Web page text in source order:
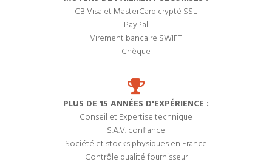
CB Visa et MasterCard crypté SSL
PayPal
Virement bancaire SWIFT
Chèque
PLUS DE 15 ANNÉES D'EXPÉRIENCE :
Conseil et Expertise technique
S.A.V. confiance
Société et stocks physiques en France
Contrôle qualité fournisseur